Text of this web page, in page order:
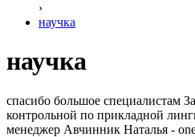
›
научка
научка
спасибо большое специалистам
контрольной по прикладной
менеджер Авчинник Наталья -